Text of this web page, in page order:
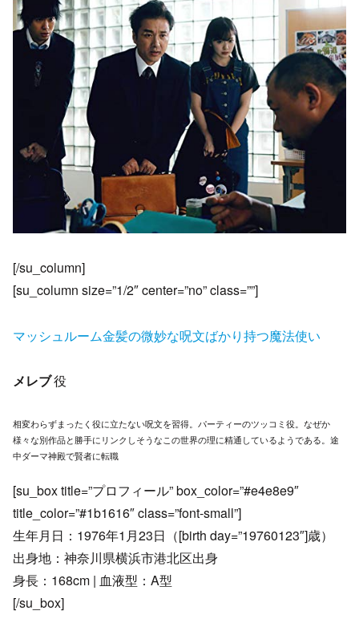
[/su_column]
[su_column size=”1/2″ center=”no” class=””]
マッシュルーム金髪の微妙な呪文ばかり持つ魔法使い
メレブ役
相変わらずまったく役に立たない呪文を習得。パーティーのツッコミ役。なぜか
様々な別作品と勝手にリンクしそうなこの世界の理に精通しているようである。途
中ダーマ神殿で賢者に転職
[su_box title=”プロフィール” box_color=”#e4e8e9″
title_color=”#1b1616″ class=”font-small”]
生年月日：1976年1月23日（[birth day=”19760123″]歳）
出身地：神奈川県横浜市港北区出身
身長：168cm | 血液型：A型
[/su_box]